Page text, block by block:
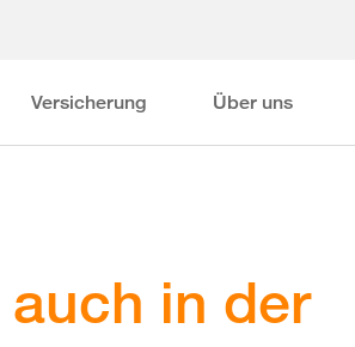
Versicherung Über uns
in der